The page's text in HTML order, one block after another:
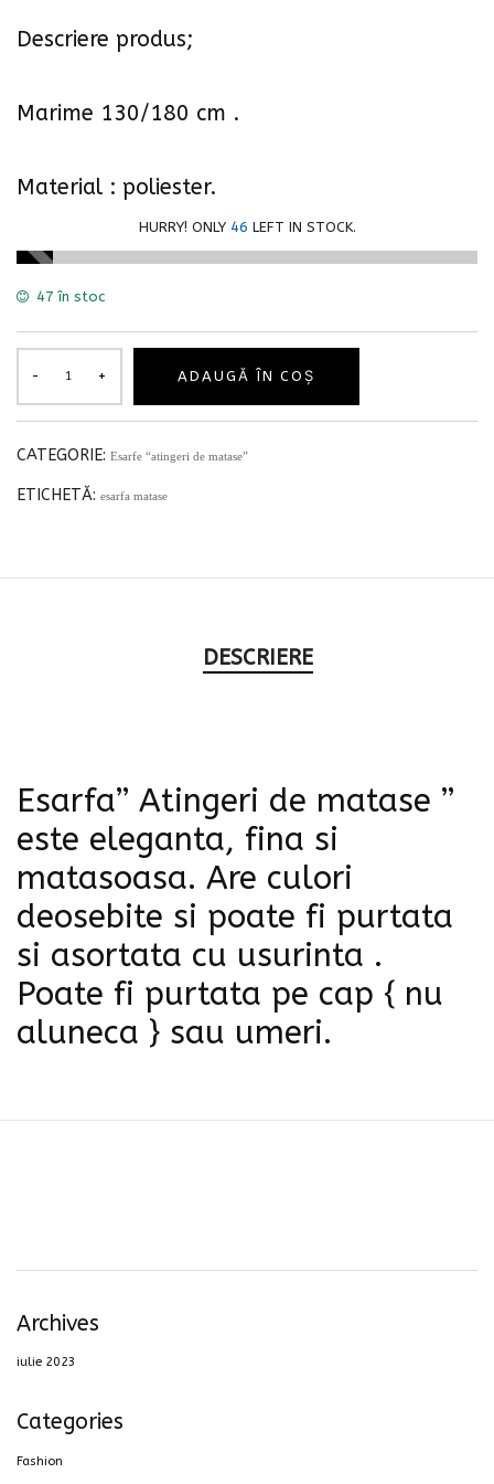
Descriere produs;
Marime 130/180 cm .
Material : poliester.
HURRY! ONLY 46 LEFT IN STOCK.
47 în stoc
ADAUGĂ ÎN COȘ
CATEGORIE: Esarfe “atingeri de matase”
ETICHETĂ: esarfa matase
DESCRIERE
Esarfa” Atingeri de matase ”
este eleganta, fina si
matasoasa. Are culori
deosebite si poate fi purtata
si asortata cu usurinta .
Poate fi purtata pe cap { nu
aluneca } sau umeri.
Archives
iulie 2023
Categories
Fashion